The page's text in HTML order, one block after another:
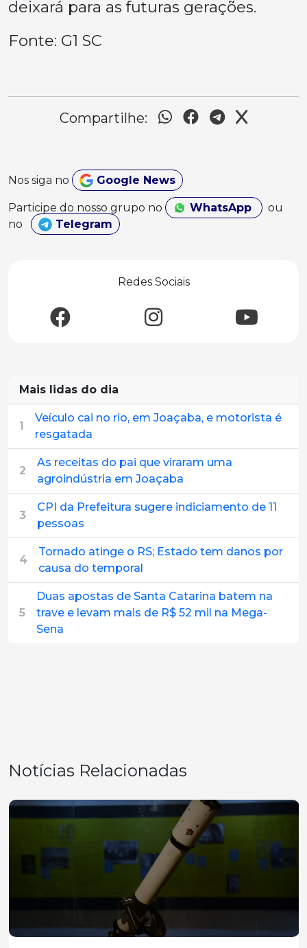
deixará para as futuras gerações.
Fonte: G1 SC
Compartilhe:
Nos siga no Google News
Participe do nosso grupo no WhatsApp
ou
no
Telegram
Redes Sociais
Mais lidas do dia
1
Veículo cai no rio, em Joaçaba, e motorista é
resgatada
2
As receitas do pai que viraram uma
agroindústria em Joaçaba
3
CPI da Prefeitura sugere indiciamento de 11
pessoas
4
Tornado atinge o RS; Estado tem danos por
causa do temporal
5
Duas apostas de Santa Catarina batem na
trave e levam mais de R$ 52 mil na Mega-
Sena
Notícias Relacionadas